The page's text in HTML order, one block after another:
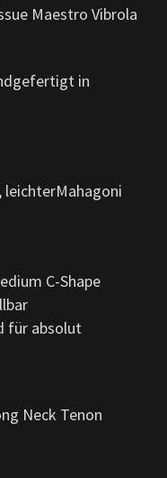
Maestro Vibrola
in
C-Shape
für absolut
Neck Tenon